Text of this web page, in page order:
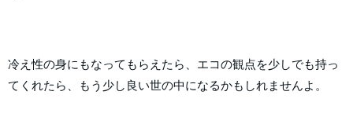
冷え性の身にもなってもらえたら、エコの観点を少しでも持っ
てくれたら、もう少し良い世の中になるかもしれませんよ。